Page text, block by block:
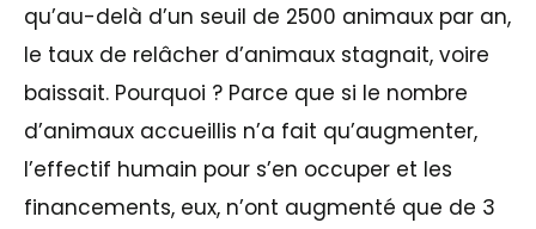
qu’au-delà d’un seuil de 2500 animaux par an,
le taux de relâcher d’animaux stagnait, voire
baissait. Pourquoi ? Parce que si le nombre
d’animaux accueillis n’a fait qu’augmenter,
l’effectif humain pour s’en occuper et les
financements, eux, n’ont augmenté que de 3